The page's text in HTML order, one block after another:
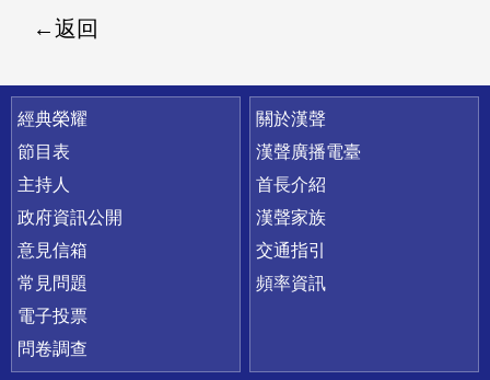
返回
快速連結
經典榮耀
節目表
主持人
政府資訊公開
意見信箱
常見問題
電子投票
問卷調查
關於漢聲
漢聲廣播電臺
首長介紹
漢聲家族
交通指引
頻率資訊